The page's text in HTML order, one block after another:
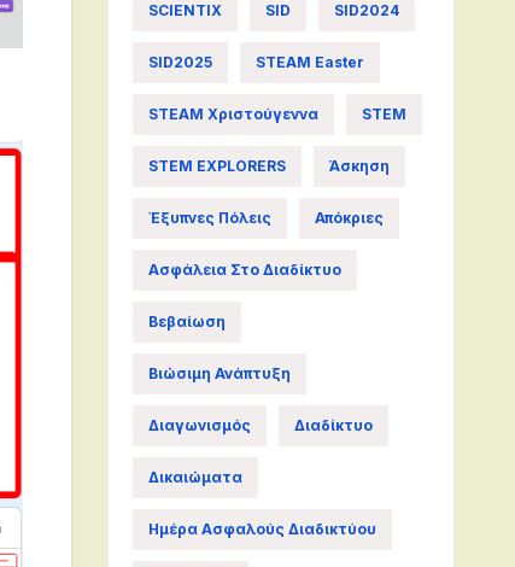
SCIENTIX SID SID2024
SID2025 STEAM Easter
STEAM Χριστούγεννα STEM
STEM EXPLORERS Άσκηση
Έξυπνες Πόλεις Απόκριες
Ασφάλεια Στο Διαδίκτυο
Βεβαίωση
Βιώσιμη Ανάπτυξη
Διαγωνισμός Διαδίκτυο
Δικαιώματα
Ημέρα Ασφαλούς Διαδικτύου